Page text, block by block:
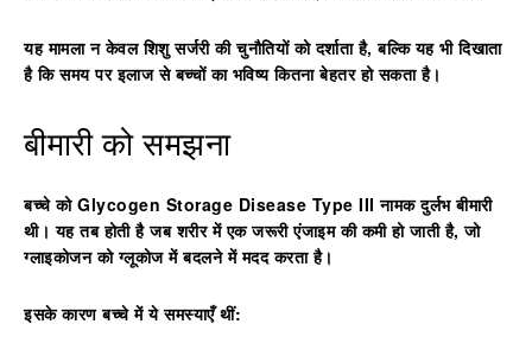
यह मामला न केवल शिशु सर्जरी की चुनौतियों को दर्शाता है, बल्कि यह भी दिखाता
है कि समय पर इलाज से बच्चों का भविष्य कितना बेहतर हो सकता है।
बीमारी को समझना
बच्चे को Glycogen Storage Disease Type III नामक दुर्लभ बीमारी
थी। यह तब होती है जब शरीर में एक जरूरी एंजाइम की कमी हो जाती है, जो
ग्लाइकोजन को ग्लूकोज में बदलने में मदद करता है।
इसके कारण बच्चे में ये समस्याएँ थीं: